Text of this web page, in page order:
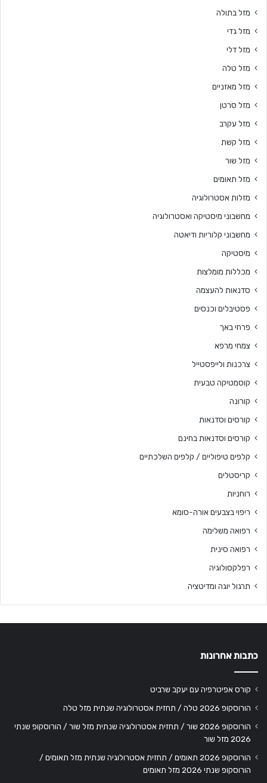
מזל בתולה
מזל גדי
מזל דלי
מזל טלה
מזל מאזניים
מזל סרטן
מזל עקרב
מזל קשת
מזל שור
מזל תאומים
מזלות אסטרולוגיה
מחשבוני מיסטיקה ואסטרולוגיה
מחשבוני קלוריות ודיאטה
מיסטיקה
מכללות מומלצות
סדנאות להעצמה
פסטיבלים וכנסים
פרחי באך
צמחי מרפא
צרכנות ולייפסטייל
קוסמטיקה טבעית
קורונה
קורסים וסדנאות
קורסים וסדנאות בחינם
קלפים טיפוליים / קלפים השלכתיים
קריסטלים
רוחניות
ריפוי בצבעים אורה-סומא
רפואה משלימה
רפואה סינית
רפלקסולוגיה
תרגול יוגה ומדיטציה
כתבות אחרונות
קורס אפיטרפיה עם יעקב שרביט
הורוסקופ 2026 טלה / תחזית אסטרולוגיה שנתית מזל טלה
הורוסקופ 2026 שור / תחזית אסטרולוגיה שנתית מזל שור / הורוסקופ שנתי
2026 מזל שור
הורוסקופ 2026 תאומים / תחזית אסטרולוגיה שנתית מזל תאומים /
הורוסקופ שנתי 2026 מזל תאומים